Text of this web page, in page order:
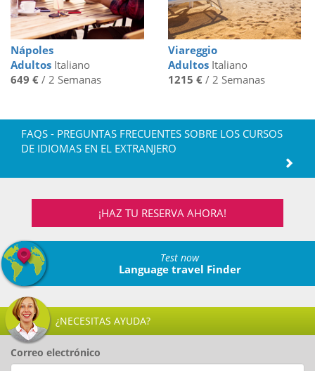
Nápoles
Adultos Italiano
649 € / 2 Semanas
Viareggio
AdultosItaliano
1215 €/ 2 Semanas
FAQS - PREGUNTAS FRECUENTES SOBRE LOS CURSOS
DE IDIOMAS EN EL EXTRANJERO
¡HAZ TU RESERVA AHORA!
Test now
Language travel Finder
¿NECESITAS AYUDA?
Correo electrónico